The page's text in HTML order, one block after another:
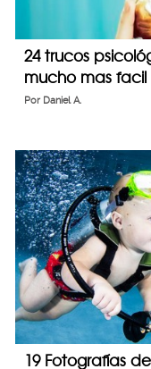
24 trucos
mucho mas facil
Por Daniel A.
19 Fotografías